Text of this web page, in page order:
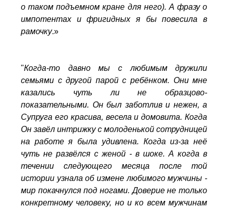
о таком подъемном кране для него). А фразу о
импотентах и фригидных я бы повесила в
рамочку.»
"Когда-то давно мы с любимым дружили
семьями с другой парой с ребёнком. Они мне
казались чуть ли не образцово-
показательными. Он был заботлив и нежен, а
Супруга его красива, весела и домовита. Когда
Он завёл интрижку с молоденькой сотрудницей
на работе я была удивлена. Когда из-за неё
чуть не развёлся с женой - в шоке. А когда в
течении следующего месяца после той
истории узнала об измене любимого мужчины -
мир покачнулся под ногами. Доверие не только
конкретному человеку, но и ко всем мужчинам